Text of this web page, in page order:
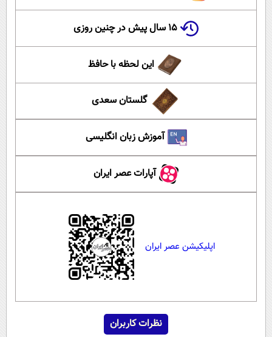
۱۵ سال پیش در چنین روزی
این لحظه با حافظ
گلستان سعدی
آموزش زبان انگلیسی
آپارات عصر ایران
اپلیکیشن عصر ایران
نظرات کاربران